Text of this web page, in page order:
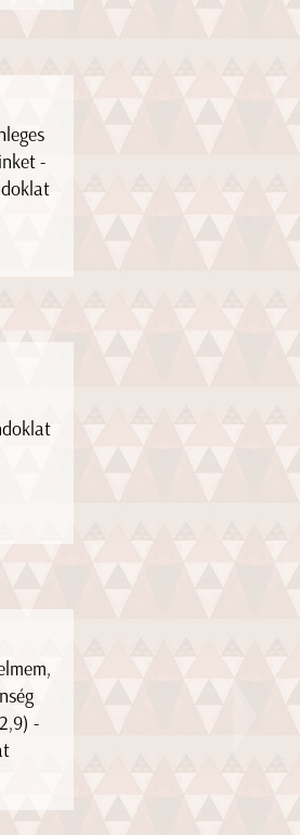
-
-